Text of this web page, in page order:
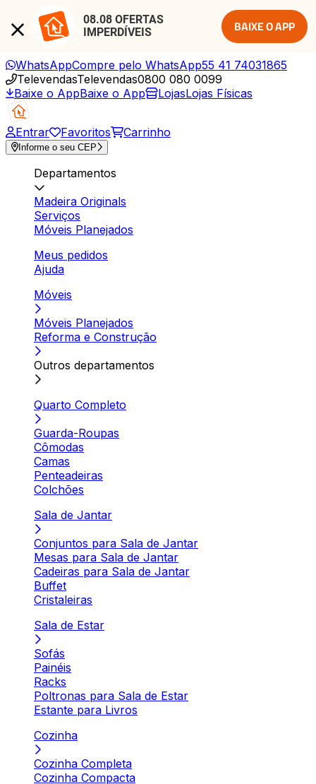
08.08 OFERTAS
IMPERDÍVEIS
BAIXE O APP
WhatsAppCompre pelo WhatsApp55 41 74031865
TelevendasTelevendas0800 080 0099
Baixe o AppBaixe o App LojasLojas Físicas
Entrar Favoritos Carrinho
Informe o seu CEP
Departamentos
Madeira Originals
Serviços
Móveis Planejados
Meus pedidos
Ajuda
Móveis
Móveis Planejados
Reforma e Construção
Outros departamentos
Quarto Completo
Guarda-Roupas
Cômodas
Camas
Penteadeiras
Colchões
Sala de Jantar
Conjuntos para Sala de Jantar
Mesas para Sala de Jantar
Cadeiras para Sala de Jantar
Buffet
Cristaleiras
Sala de Estar
Sofás
Painéis
Racks
Poltronas para Sala de Estar
Estante para Livros
Cozinha
Cozinha Completa
Cozinha Compacta